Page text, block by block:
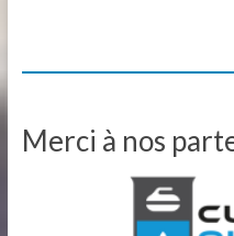
Merci à nos